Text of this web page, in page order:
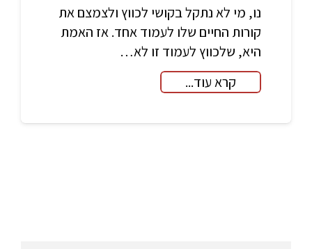
נו, מי לא נתקל בקושי לכווץ ולצמצם את
קורות החיים שלו לעמוד אחד. אז האמת
היא, שלכווץ לעמוד זו לא…
קרא עוד...